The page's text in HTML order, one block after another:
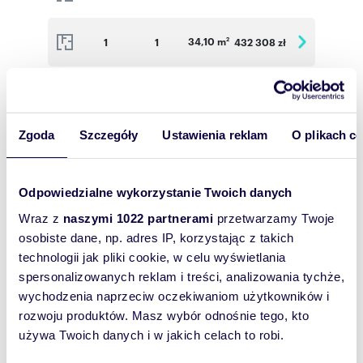
Zgoda Szczegóły Ustawienia reklam O plikach
Odpowiedzialne wykorzystanie Twoich danych
Wraz z naszymi 1022 partnerami przetwarzamy Twoje
osobiste dane, np. adres IP, korzystając z takich
technologii jak pliki cookie, w celu wyświetlania
spersonalizowanych reklam i treści, analizowania tychże,
wychodzenia naprzeciw oczekiwaniom użytkowników i
rozwoju produktów. Masz wybór odnośnie tego, kto
używa Twoich danych i w jakich celach to robi.
1 1 34,10 m2 432 308 zł
588 437 zł
2 75,64 m 846 864 zł
2 2 37,67 m 523 864 zł
2 1 29,89 m 441 977 zł
2 1 34,10 m 2 448 813 zł
2 2 46,50 m 601 169 zł